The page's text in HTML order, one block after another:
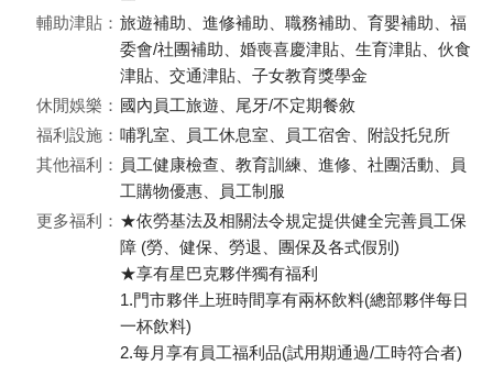
輔助津貼： 旅遊補助、進修補助、職務補助、育嬰補助、福
委會/社團補助、婚喪喜慶津貼、生育津貼、伙食
津貼、交通津貼、子女教育獎學金
休閒娛樂： 國內員工旅遊、尾牙/不定期餐敘
福利設施： 哺乳室、員工休息室、員工宿舍、附設托兒所
其他福利： 員工健康檢查、教育訓練、進修、社團活動、員
工購物優惠、員工制服
更多福利： ★依勞基法及相關法令規定提供健全完善員工保
障 (勞、健保、勞退、團保及各式假別)
★享有星巴克夥伴獨有福利
1.門市夥伴上班時間享有兩杯飲料(總部夥伴每日
一杯飲料)
2.每月享有員工福利品(試用期通過/工時符合者)